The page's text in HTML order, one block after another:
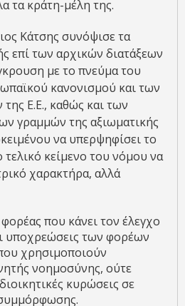
τα κράτη-μέλη της.
Κάτσης συνόψισε τα
επί των αρχικών διατάξεων
με το πνεύμα του
κανονισμού και των
Ε.Ε., καθώς και των
γραμμών της αξιωματικής
να υπερψηφίσει το
κείμενο του νόμου να
χαρακτήρα, αλλά
που κάνει τον έλεγχο
υποχρεώσεις των φορέων
χρησιμοποιούν
νοημοσύνης, ούτε
κυρώσεις σε